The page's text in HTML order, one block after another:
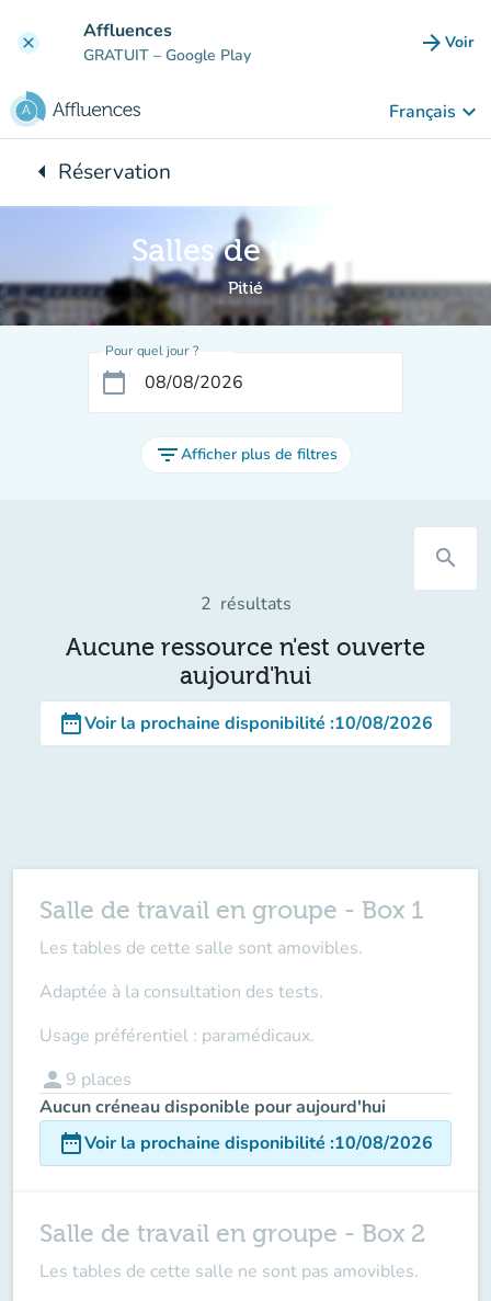
clear Affluences
GRATUIT – Google Play arrow_forward Voir
Français keyboard_arrow_down
arrow_leftRetour à :
Réservation
Salles de travail
Pitié
Pour quel jour ?
calendar_today
filter_listAfficher plus de filtres
search
2 résultats
Aucune ressource n'est ouverte
aujourd'hui
date_rangeVoir la prochaine disponibilité :10/08/2026
Salle de travail en groupe - Box 1
Les tables de cette salle sont amovibles.
Adaptée à la consultation des tests.
Usage préférentiel : paramédicaux.
person 9 places
Aucun créneau disponible pour aujourd'hui
date_rangeVoir la prochaine disponibilité :10/08/2026
Salle de travail en groupe - Box 2
Les tables de cette salle ne sont pas amovibles.